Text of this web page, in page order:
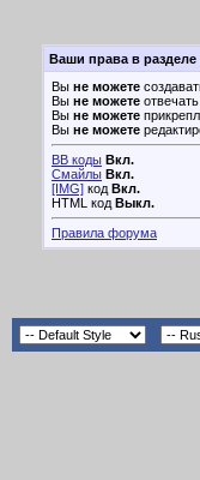
Ваши права в разделе
Вы не можете
Вы не можете
Вы не можете
Вы не можете
BB коды Вкл.
Смайлы Вкл.
[IMG] код Вкл.
HTML код Выкл.
Правила форума